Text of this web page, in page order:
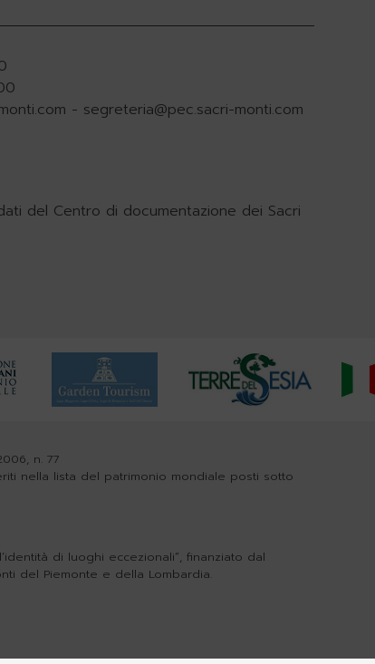
- segreteria@pec.sacri-monti.com
del Centro di documentazione dei Sacri
n. 77
nella lista del patrimonio mondiale posti sotto
di luoghi eccezionali”, finanziato dal
del Piemonte e della Lombardia.